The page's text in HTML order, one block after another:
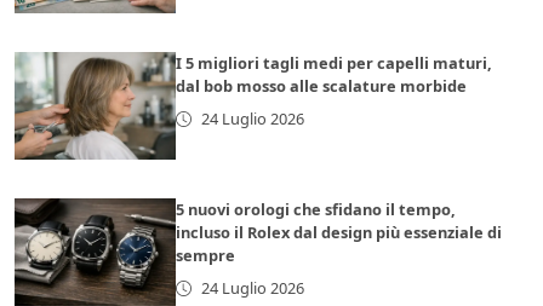
I 5 migliori tagli medi per capelli maturi,
dal bob mosso alle scalature morbide
24 Luglio 2026
5 nuovi orologi che sfidano il tempo,
incluso il Rolex dal design più essenziale di
sempre
24 Luglio 2026